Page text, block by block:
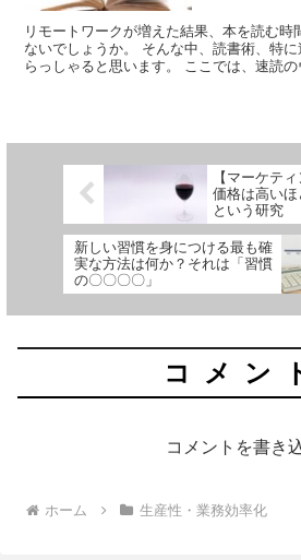
リモートワークが増えた結果、本を読む時
ないでしょうか。 そんな中、読書術、特
らっしゃると思います。 ここでは、速読
【マーケテ
価格は高い
という研究
新しい習慣を身につける最も確
実な方法は何か？それは「習慣
の〇〇〇〇」
コメン
コメントを書き
ホーム 生産性・業務効率化